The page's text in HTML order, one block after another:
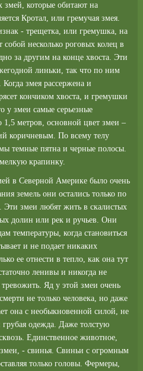
змей, которые обитают на
Кротал, или гремучая змея.
- трещетка, или гремушка, на
собой несколько роговых колец в
за другим на конце хвоста. Эти
линьки, так что по ним
Когда змея рассержена и
кончиком хвоста, и гремушки
у змеи самые серьезные
метров, основной цвет змеи –
коричневым. По всему телу
темные пятна и черные полосы.
крапинку.
в Северной Америке было очень
земель они остались только по
Эти змеи любят жить в скалистых
долин или рек и ручьев. Они
температуры, когда становиться
и не подает никаких
ее отнести в тепло, как она тут
ленивы и никогда не
Яд у этой змеи очень
не только человека, но даже
она с необыкновенной силой, не
грубая одежда. Даже толстую
Единственное животное,
змеи, - свинья. Свиньи с огромным
только головы. Фермеры,